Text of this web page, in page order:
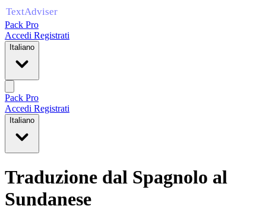
Pack Pro
Accedi Registrati
Italiano
Pack Pro
Accedi Registrati
Italiano
Traduzione dal Spagnolo al
Sundanese